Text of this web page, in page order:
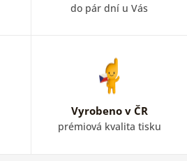
do pár dní u Vás
Vyrobeno v ČR
prémiová kvalita tisku